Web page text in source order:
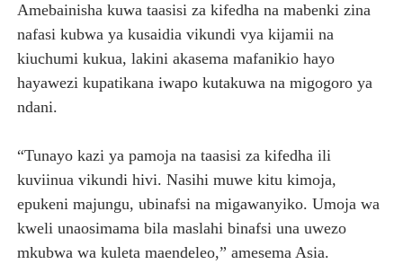
Amebainisha kuwa taasisi za kifedha na mabenki zina
nafasi kubwa ya kusaidia vikundi vya kijamii na
kiuchumi kukua, lakini akasema mafanikio hayo
hayawezi kupatikana iwapo kutakuwa na migogoro ya
ndani.
“Tunayo kazi ya pamoja na taasisi za kifedha ili
kuviinua vikundi hivi. Nasihi muwe kitu kimoja,
epukeni majungu, ubinafsi na migawanyiko. Umoja wa
kweli unaosimama bila maslahi binafsi una uwezo
mkubwa wa kuleta maendeleo,” amesema Asia.